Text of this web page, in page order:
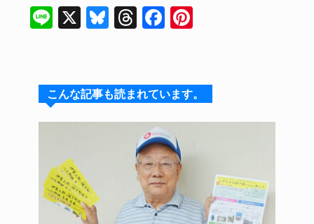
Li
n
X Bl
u
s
k
y
T
hr
a
d
s
F
a
e
b
o
o
k
re
st
こんな記事も読まれています。